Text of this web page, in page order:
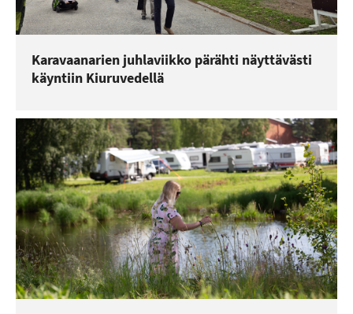
Karavaanarien juhlaviikko pärähti näyttävästi
käyntiin Kiuruvedellä